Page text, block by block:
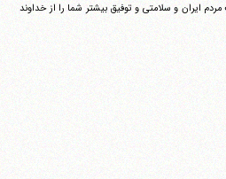
ایران و سلامتی و توفیق بیشتر شما را از خداوند